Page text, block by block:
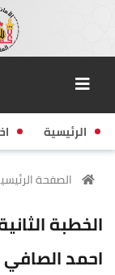
الرئيسية
الصفحة
الخطبة